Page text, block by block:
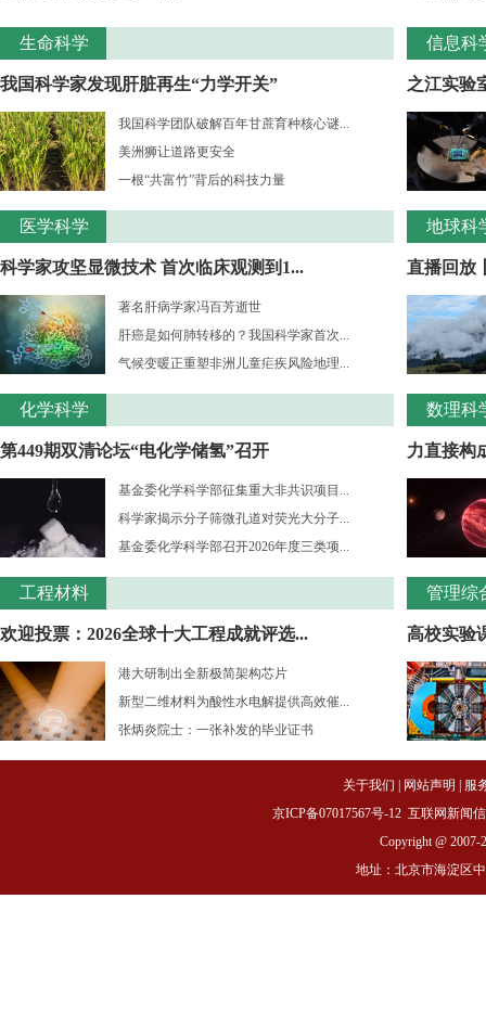
生命科学
我国科学家发现肝脏再生“力学开关”
我国科学团队破解百年甘蔗育种核心谜...
美洲狮让道路更安全
一根“共富竹”背后的科技力量
医学科学
科学家攻坚显微技术 首次临床观测到1...
著名肝病学家冯百芳逝世
肝癌是如何肺转移的？我国科学家首次...
气候变暖正重塑非洲儿童疟疾风险地理...
化学科学
第449期双清论坛“电化学储氢”召开
基金委化学科学部征集重大非共识项目...
科学家揭示分子筛微孔道对荧光大分子...
基金委化学科学部召开2026年度三类项...
工程材料
欢迎投票：2026全球十大工程成就评选...
港大研制出全新极简架构芯片
新型二维材料为酸性水电解提供高效催...
张炳炎院士：一张补发的毕业证书
信息科
之江实验
地球科
直播回放
数理科
力直接构
管理综
高校实验
关于我们 网站声明
服
京ICP备07017567号-12 互联网新闻
Copyright @ 2007-
地址：北京市海淀区